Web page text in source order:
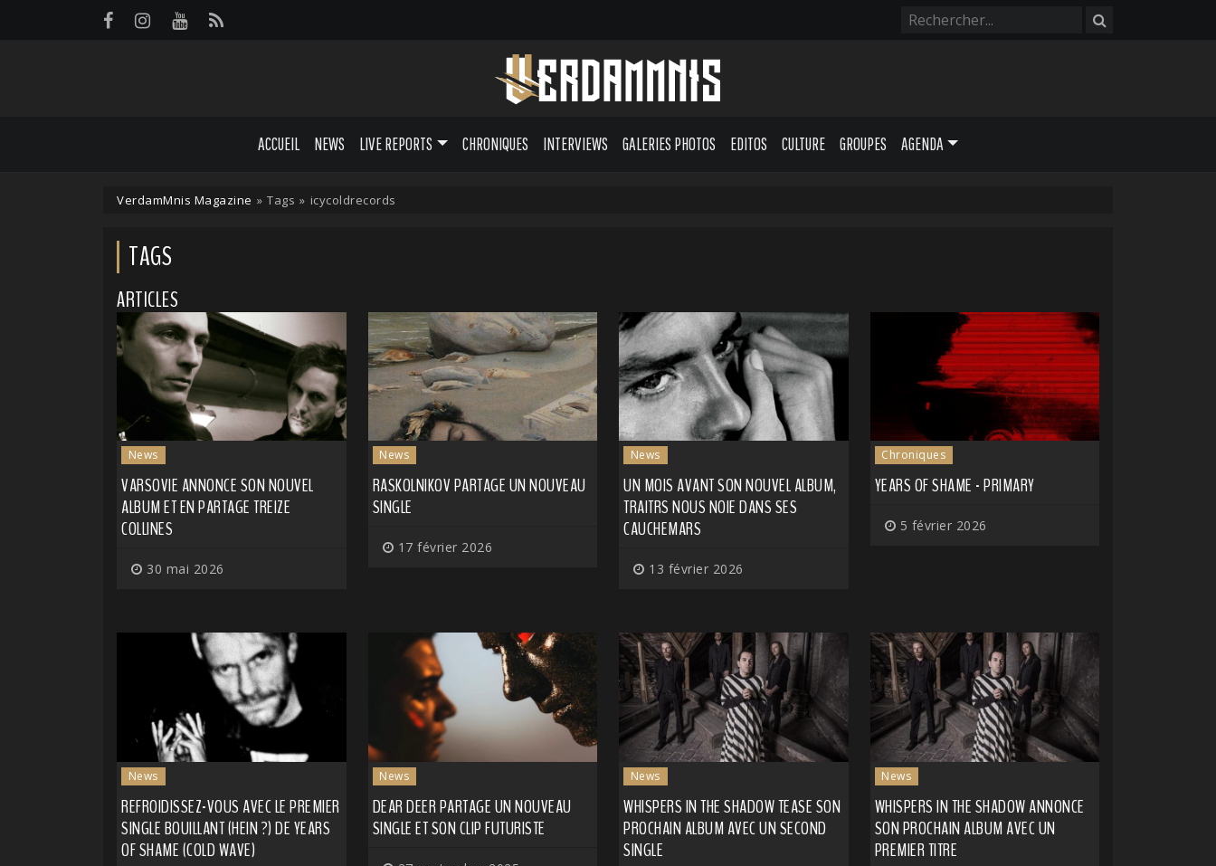
ACCUEIL NEWS LIVE REPORTS CHRONIQUES INTERVIEWS GALERIES PHOTOS EDITOS CULTURE GROUPES AGENDA
VerdamMnis Magazine » Tags » icycoldrecords
TAGS
ARTICLES
News
VARSOVIE ANNONCE SON NOUVEL
ALBUM ET EN PARTAGE TREIZE
COLLINES
30 mai 2026
News
RASKOLNIKOV PARTAGE UN NOUVEAU
SINGLE
17 février 2026
News
UN MOIS AVANT SON NOUVEL ALBUM,
TRAITRS NOUS NOIE DANS SES
CAUCHEMARS
13 février 2026
Chroniques
YEARS OF SHAME - PRIMARY
5 février 2026
News
REFROIDISSEZ-VOUS AVEC LE PREMIER
SINGLE BOUILLANT (HEIN ?) DE YEARS
OF SHAME (COLD WAVE)
News
DEAR DEER PARTAGE UN NOUVEAU
SINGLE ET SON CLIP FUTURISTE
News
WHISPERS IN THE SHADOW TEASE SON
PROCHAIN ALBUM AVEC UN SECOND
SINGLE
News
WHISPERS IN THE SHADOW ANNONCE
SON PROCHAIN ALBUM AVEC UN
PREMIER TITRE
Panneau de gestion des cookies